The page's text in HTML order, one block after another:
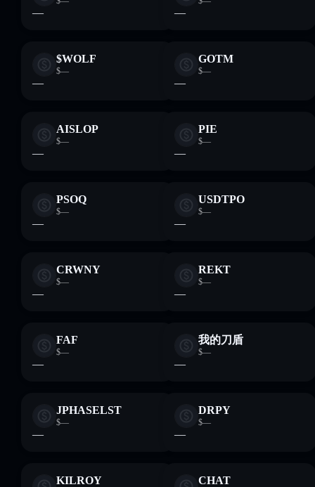
— —
$WOLF
$—
—
GOTM
$—
—
AISLOP
$—
—
PIE
$—
—
PSOQ
$—
—
USDTPO
$—
—
CRWNY
$—
—
REKT
$—
—
FAF
$—
—
我的刀盾
$—
—
JPHASELST
$—
—
DRPY
$—
—
KILROY CHAT